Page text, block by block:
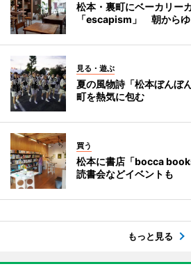
松本・裏町にベーカリー
「escapism」 朝からゆ
見る・遊ぶ
夏の風物詩「松本ぼん
町を熱気に包む
買う
松本に書店「bocca
読書会などイベントも
もっと見る